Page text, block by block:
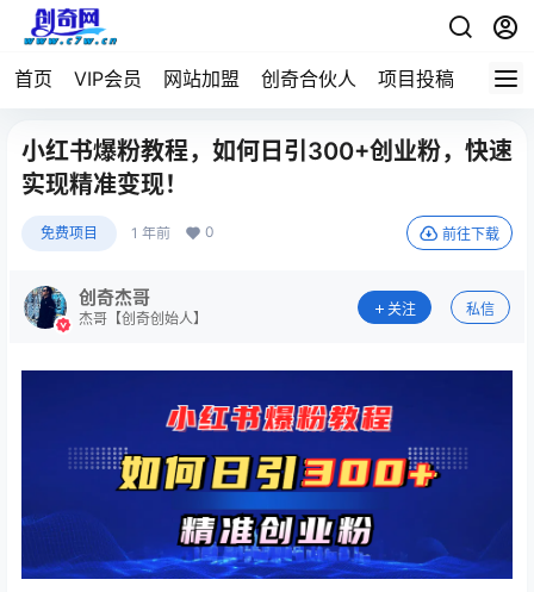
首页 VIP会员 网站加盟 创奇合伙人 项目投稿
小红书爆粉教程，如何日引300+创业粉，快速
实现精准变现！
免费项目 1 年前 0 前往下载
创奇杰哥
杰哥【创奇创始人】
关注 私信